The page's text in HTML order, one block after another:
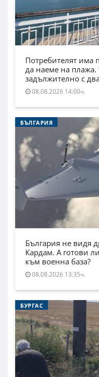
Потребителят има
да наеме на
задължително с
08.08.2026 14:00ч.
БЪЛГАРИЯ
България не видя
Кардам. А готови
към военна база?
08.08.2026 13:35ч.
БУРГАС